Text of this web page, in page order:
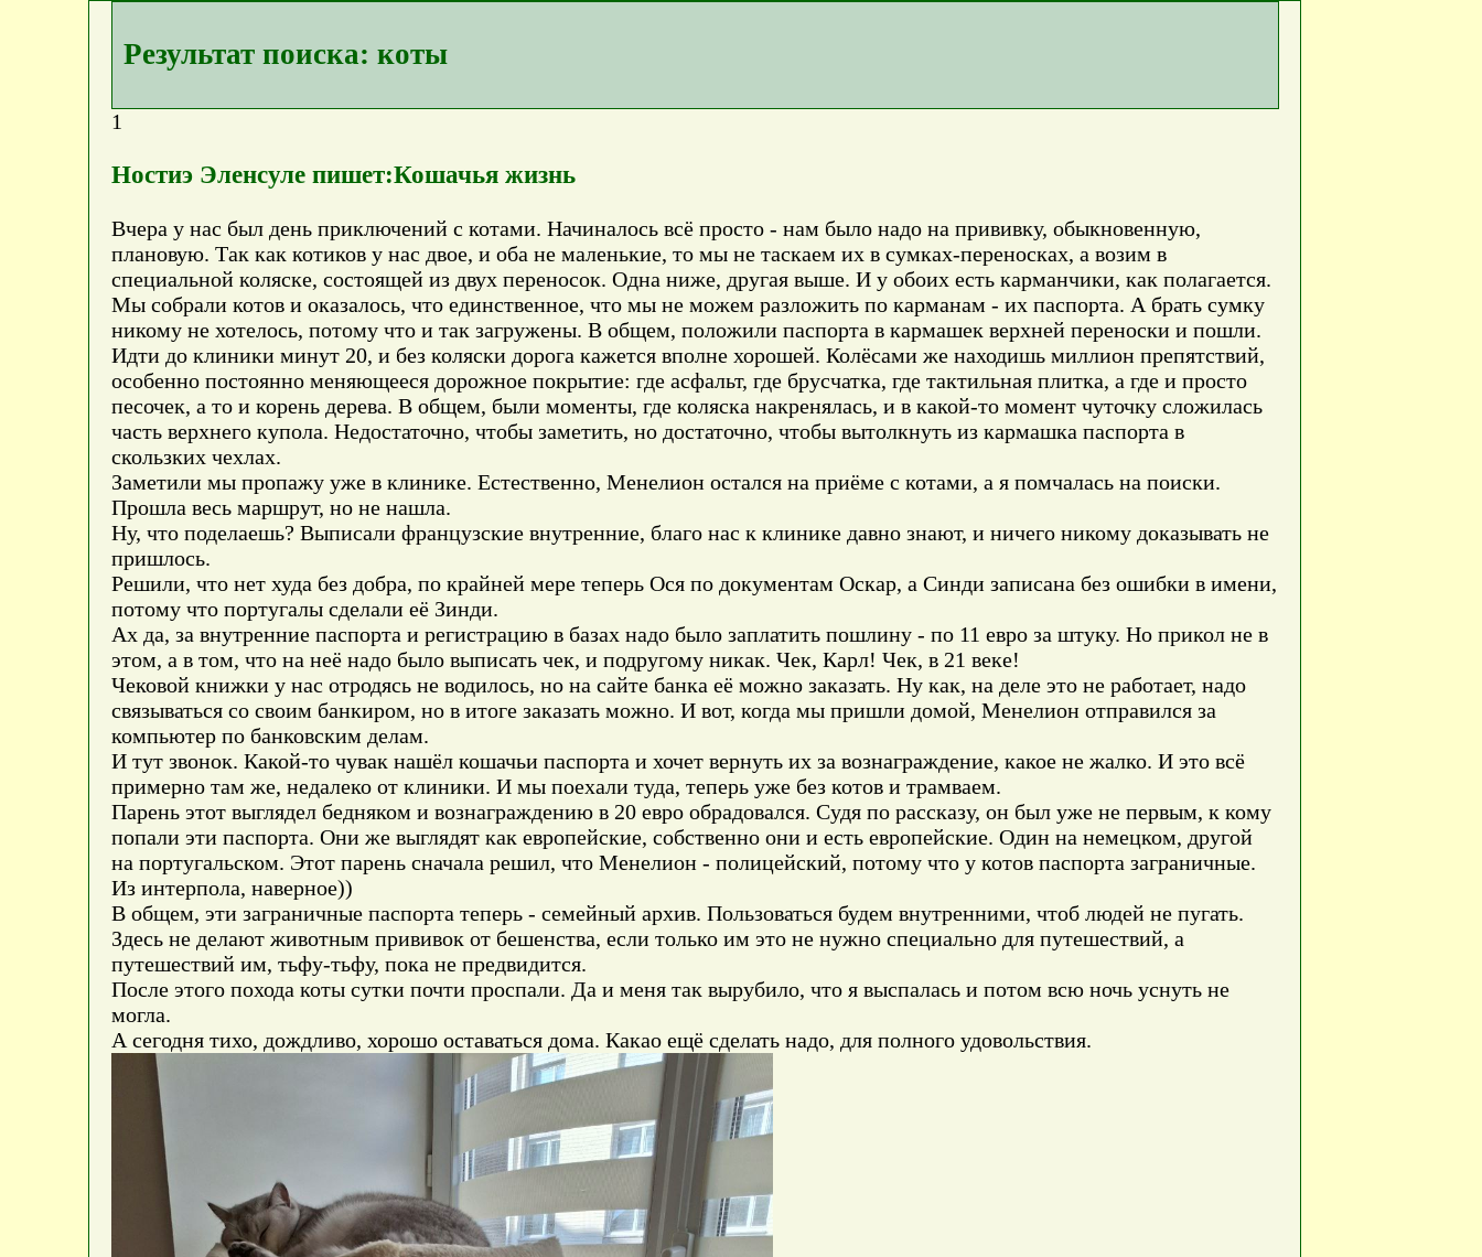
Результат поиска: коты
1
Ностиэ Эленсуле пишет:Кошачья жизнь
Вчера у нас был день приключений с котами. Начиналось всё просто - нам было надо на прививку, обыкновенную,
плановую. Так как котиков у нас двое, и оба не маленькие, то мы не таскаем их в сумках-переносках, а возим в
специальной коляске, состоящей из двух переносок. Одна ниже, другая выше. И у обоих есть карманчики, как полагается.
Мы собрали котов и оказалось, что единственное, что мы не можем разложить по карманам - их паспорта. А брать сумку
никому не хотелось, потому что и так загружены. В общем, положили паспорта в кармашек верхней переноски и пошли.
Идти до клиники минут 20, и без коляски дорога кажется вполне хорошей. Колёсами же находишь миллион препятствий,
особенно постоянно меняющееся дорожное покрытие: где асфальт, где брусчатка, где тактильная плитка, а где и просто
песочек, а то и корень дерева. В общем, были моменты, где коляска накренялась, и в какой-то момент чуточку сложилась
часть верхнего купола. Недостаточно, чтобы заметить, но достаточно, чтобы вытолкнуть из кармашка паспорта в
скользких чехлах.
Заметили мы пропажу уже в клинике. Естественно, Менелион остался на приёме с котами, а я помчалась на поиски.
Прошла весь маршрут, но не нашла.
Ну, что поделаешь? Выписали французские внутренние, благо нас к клинике давно знают, и ничего никому доказывать не
пришлось.
Решили, что нет худа без добра, по крайней мере теперь Ося по документам Оскар, а Синди записана без ошибки в имени,
потому что португалы сделали её Зинди.
Ах да, за внутренние паспорта и регистрацию в базах надо было заплатить пошлину - по 11 евро за штуку. Но прикол не в
этом, а в том, что на неё надо было выписать чек, и подругому никак. Чек, Карл! Чек, в 21 веке!
Чековой книжки у нас отродясь не водилось, но на сайте банка её можно заказать. Ну как, на деле это не работает, надо
связываться со своим банкиром, но в итоге заказать можно. И вот, когда мы пришли домой, Менелион отправился за
компьютер по банковским делам.
И тут звонок. Какой-то чувак нашёл кошачьи паспорта и хочет вернуть их за вознаграждение, какое не жалко. И это всё
примерно там же, недалеко от клиники. И мы поехали туда, теперь уже без котов и трамваем.
Парень этот выглядел бедняком и вознаграждению в 20 евро обрадовался. Судя по рассказу, он был уже не первым, к кому
попали эти паспорта. Они же выглядят как европейские, собственно они и есть европейские. Один на немецком, другой
на португальском. Этот парень сначала решил, что Менелион - полицейский, потому что у котов паспорта заграничные.
Из интерпола, наверное))
В общем, эти заграничные паспорта теперь - семейный архив. Пользоваться будем внутренними, чтоб людей не пугать.
Здесь не делают животным прививок от бешенства, если только им это не нужно специально для путешествий, а
путешествий им, тьфу-тьфу, пока не предвидится.
После этого похода коты сутки почти проспали. Да и меня так вырубило, что я выспалась и потом всю ночь уснуть не
могла.
А сегодня тихо, дождливо, хорошо оставаться дома. Какао ещё сделать надо, для полного удовольствия.